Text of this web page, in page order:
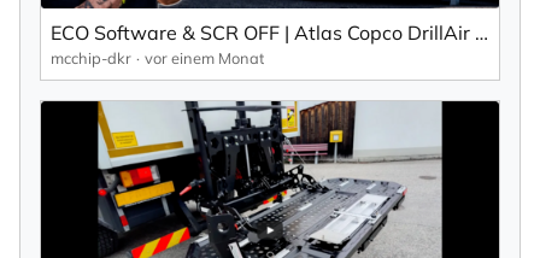
ECO Software & SCR OFF | Atlas Copco DrillAir V28 Kompressor | mcchip-dkr
mcchip-dkr vor einem Monat